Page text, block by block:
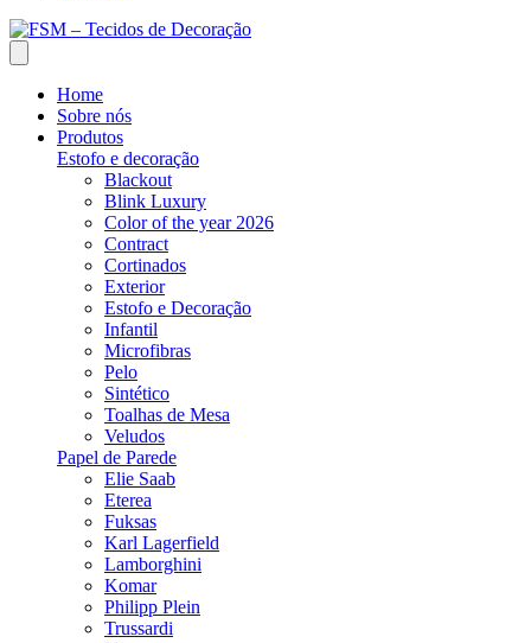
Home
Sobre nós
Produtos
Estofo e decoração
Blackout
Blink Luxury
Color of the year 2026
Contract
Cortinados
Exterior
Estofo e Decoração
Infantil
Microfibras
Pelo
Sintético
Toalhas de Mesa
Veludos
Papel de Parede
Elie Saab
Eterea
Fuksas
Karl Lagerfield
Lamborghini
Komar
Philipp Plein
Trussardi